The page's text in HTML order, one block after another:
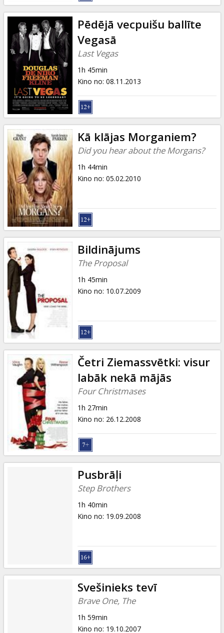
B2B
Kino
Klubs
Pēdējā vecpuišu ballīte
Vegasā
Last Vegas
1h 45min
Kino no: 08.11.2013
Kā klājas Morganiem?
Did you hear about the Morgans?
1h 44min
Kino no: 05.02.2010
Bildinājums
The Proposal
1h 45min
Kino no: 10.07.2009
Četri Ziemassvētki: visur
labāk nekā mājās
Four Christmases
1h 27min
Kino no: 26.12.2008
Pusbrāļi
Step Brothers
1h 40min
Kino no: 19.09.2008
Svešinieks tevī
Brave One, The
1h 59min
Kino no: 19.10.2007